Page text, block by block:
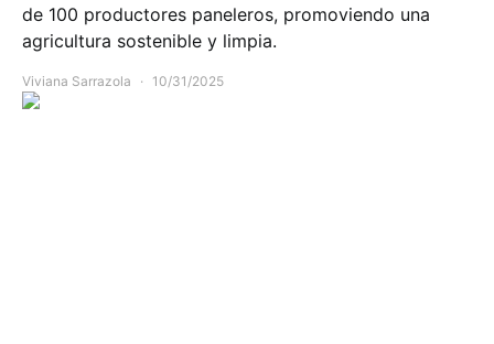
de 100 productores paneleros, promoviendo una
agricultura sostenible y limpia.
Viviana Sarrazola 10/31/2025